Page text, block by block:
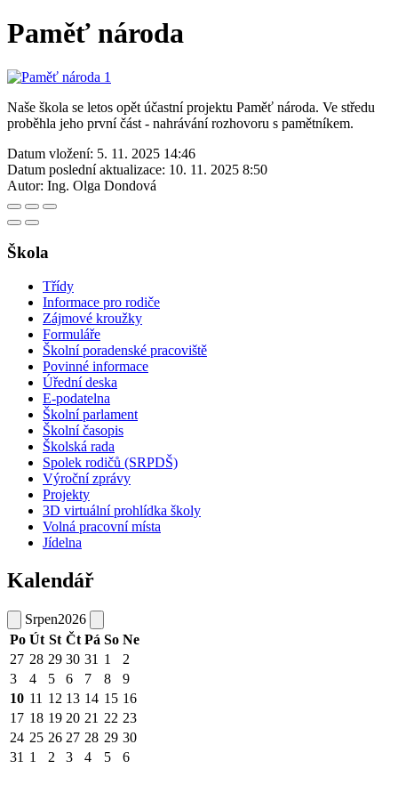
Paměť národa
Naše škola se letos opět účastní projektu Paměť národa. Ve středu
proběhla jeho první část - nahrávání rozhovoru s pamětníkem.
Datum vložení: 5. 11. 2025 14:46
Datum poslední aktualizace: 10. 11. 2025 8:50
Autor: Ing. Olga Dondová
Škola
Třídy
Informace pro rodiče
Zájmové kroužky
Formuláře
Školní poradenské pracoviště
Povinné informace
Úřední deska
E-podatelna
Školní parlament
Školní časopis
Školská rada
Spolek rodičů (SRPDŠ)
Výroční zprávy
Projekty
3D virtuální prohlídka školy
Volná pracovní místa
Jídelna
Kalendář
Srpen2026
Po Út St Čt Pá So Ne
27 28 29 30 31 1
2
3
4 5 6 7 8
9
10 11 12 13 14 15 16
17 18 19 20 21 22 23
24 25 26 27 28 29 30
31 1 2 3 4 5 6